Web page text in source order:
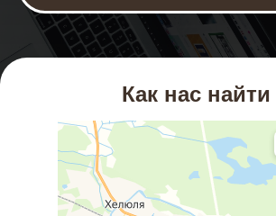
Как нас найти